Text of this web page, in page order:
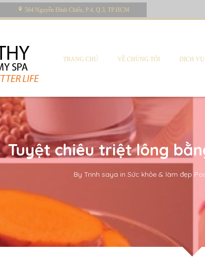
564 Nguyễn Đình Chiểu, P.4, Q.3, TP.HCM
TRANG CHỦ VỀ CHÚNG TÔI DỊCH VỤ
Tuyệt chiêu triệt lông
By Trinh saya in Sức khỏe & làm đẹp